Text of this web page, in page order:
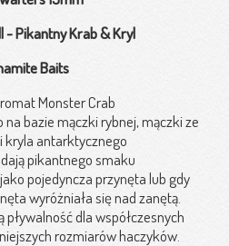
- Pikantny Krab & Kryl
Baits
Monster Crab
bazie mączki rybnej, mączki ze
kryla antarktycznego
pikantnego smaku
pojedyncza przynęta lub gdy
wyróżniała się nad zanętą.
dla współczesnych
rozmiarów haczyków.